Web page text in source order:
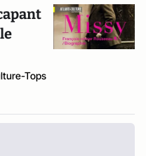
Tops